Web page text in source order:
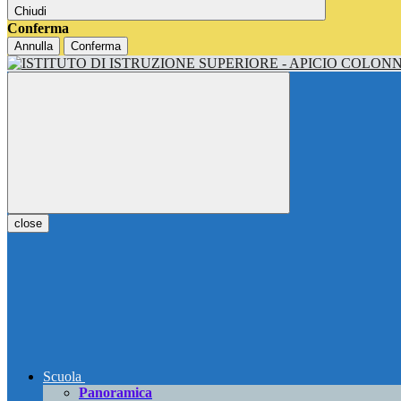
Chiudi
Conferma
Annulla Conferma
close
Scuola
Panoramica